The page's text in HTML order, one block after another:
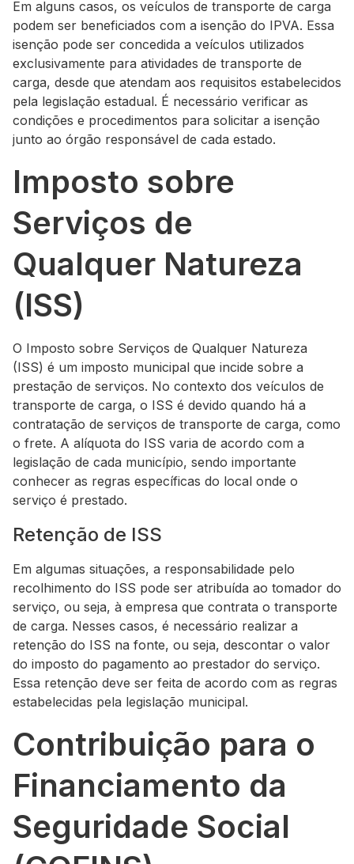
Em alguns casos, os veículos de transporte de carga
podem ser beneficiados com a isenção do IPVA. Essa
isenção pode ser concedida a veículos utilizados
exclusivamente para atividades de transporte de
carga, desde que atendam aos requisitos estabelecidos
pela legislação estadual. É necessário verificar as
condições e procedimentos para solicitar a isenção
junto ao órgão responsável de cada estado.
Imposto sobre
Serviços de
Qualquer Natureza
(ISS)
O Imposto sobre Serviços de Qualquer Natureza
(ISS) é um imposto municipal que incide sobre a
prestação de serviços. No contexto dos veículos de
transporte de carga, o ISS é devido quando há a
contratação de serviços de transporte de carga, como
o frete. A alíquota do ISS varia de acordo com a
legislação de cada município, sendo importante
conhecer as regras específicas do local onde o
serviço é prestado.
Retenção de ISS
Em algumas situações, a responsabilidade pelo
recolhimento do ISS pode ser atribuída ao tomador do
serviço, ou seja, à empresa que contrata o transporte
de carga. Nesses casos, é necessário realizar a
retenção do ISS na fonte, ou seja, descontar o valor
do imposto do pagamento ao prestador do serviço.
Essa retenção deve ser feita de acordo com as regras
estabelecidas pela legislação municipal.
Contribuição para o
Financiamento da
Seguridade Social